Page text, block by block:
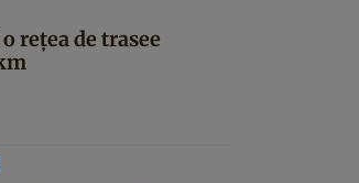
rețea de trasee